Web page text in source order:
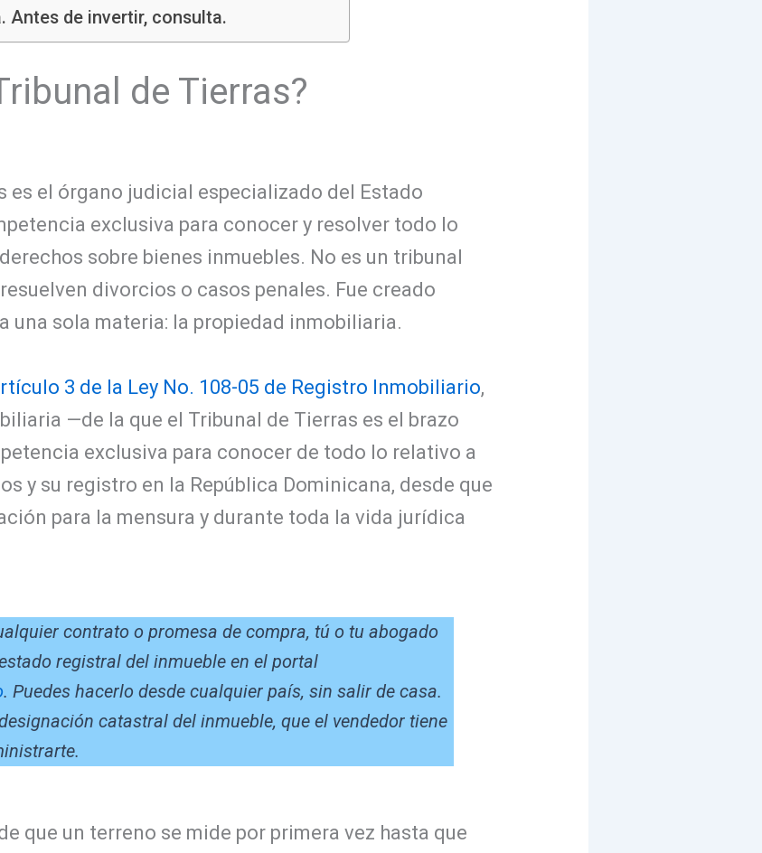
Antes de invertir, consulta.
de Tierras?
es el órgano judicial especializado del Estado
exclusiva para conocer y resolver todo lo
sobre bienes inmuebles. No es un tribunal
divorcios o casos penales. Fue creado
una sola materia: la propiedad inmobiliaria.
3 de la Ley No. 108-05 de Registro Inmobiliario,
—de la que el Tribunal de Tierras es el brazo
exclusiva para conocer de todo lo relativo a
y su registro en la República Dominicana, desde que
para la mensura y durante toda la vida jurídica
contrato o promesa de compra, tú o tu abogado
registral del inmueble en el portal
. Puedes hacerlo desde cualquier país, sin salir de casa.
catastral del inmueble, que el vendedor tiene
que un terreno se mide por primera vez hasta que